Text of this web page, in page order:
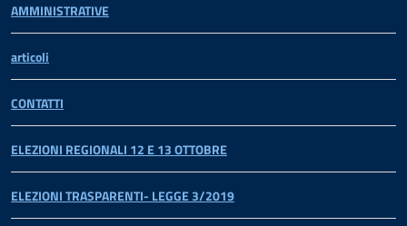
AMMINISTRATIVE
articoli
CONTATTI
ELEZIONI REGIONALI 12 E 13 OTTOBRE
ELEZIONI TRASPARENTI- LEGGE 3/2019